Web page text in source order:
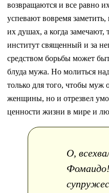
возвращаются и все равно
успевают вовремя
их душах, а когда
институт священный и за
средством борьбы может
блуда мужа. Но молиться
только для того, чтобы муж
женщины, но и отрезвел
ценности жизни в мире и
О,